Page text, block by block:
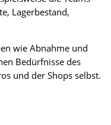
Lagerbestand,
wie Abnahme und
Bedürfnisse des
und der Shops selbst.